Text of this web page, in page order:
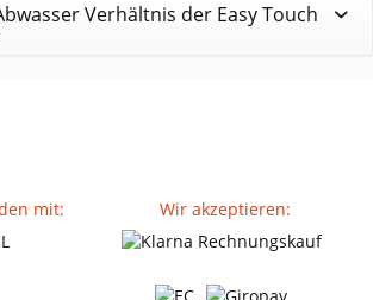
Verhältnis der Easy Touch
mit: Wir akzeptieren: